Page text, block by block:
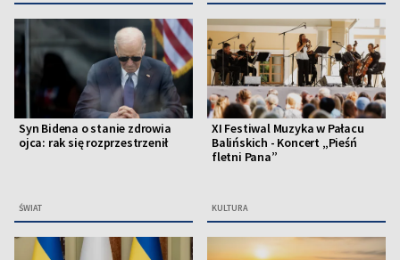
Syn Bidena o stanie zdrowia
ojca: rak się rozprzestrzenił
ŚWIAT
XI Festiwal Muzyka w Pałacu
Balińskich - Koncert „Pieśń
fletni Pana”
KULTURA